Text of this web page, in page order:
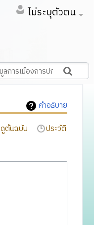
ไม่ระบุตัวตน
คำอธิบาย
ดูต้นฉบับ ประวัติ